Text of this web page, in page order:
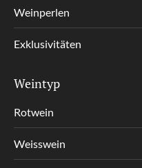
Weinperlen
Exklusivitäten
Weintyp
Rotwein
Weisswein